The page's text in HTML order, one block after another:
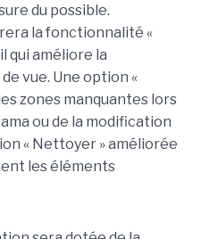
du possible.
la fonctionnalité «
qui améliore la
vue. Une option «
zones manquantes lors
ou de la modification
« Nettoyer » améliorée
les éléments